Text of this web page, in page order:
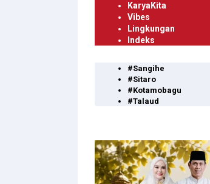
KaryaKita
Vibes
Lingkungan
Indeks
#Sangihe
#Sitaro
#Kotamobagu
#Talaud